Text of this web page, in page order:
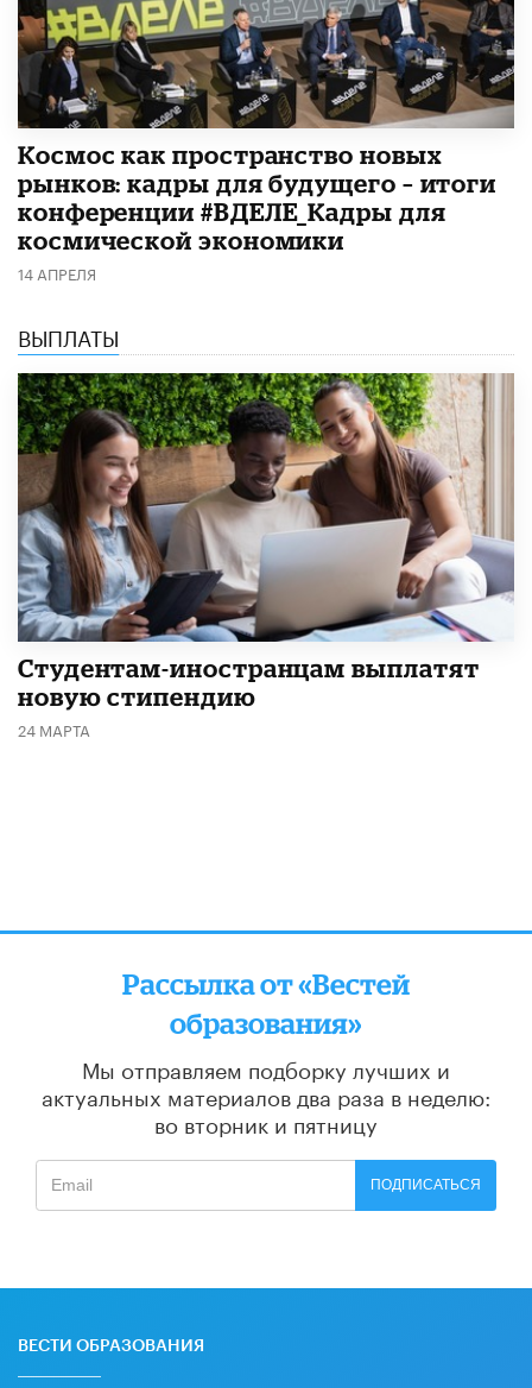
Космос как пространство новых
рынков: кадры для будущего – итоги
конференции #ВДЕЛЕ_Кадры для
космической экономики
14 АПРЕЛЯ
ВЫПЛАТЫ
Студентам-иностранцам выплатят
новую стипендию
24 МАРТА
Рассылка от «Вестей
образования»
Мы отправляем подборку лучших и
актуальных материалов два раза в неделю:
во вторник и пятницу
ПОДПИСАТЬСЯ
ВЕСТИ ОБРАЗОВАНИЯ